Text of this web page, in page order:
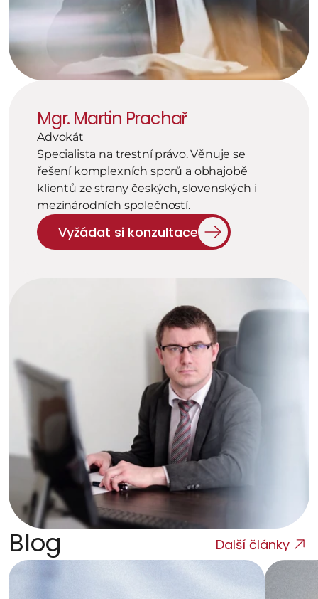
Mgr. Martin Prachař
Advokát
Specialista na trestní právo. Věnuje se
řešení komplexních sporů a obhajobě
klientů ze strany českých, slovenských i
mezinárodních společností.
Vyžádat si konzultace
Blog Další články